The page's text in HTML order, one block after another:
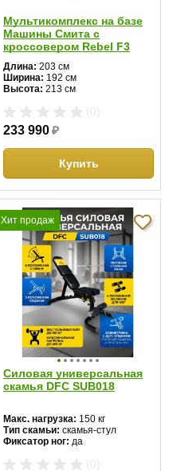
Мультикомплекс на базе
Машины Смита с
кроссовером Rebel F3
Длина: 203 см
Ширина: 192 см
Высота: 213 см
233 990₽
Купить
Хит продаж
Силовая универсальная
скамья DFC SUB018
Макс. нагрузка: 150 кг
Тип скамьи: скамья-стул
Фиксатор ног: да